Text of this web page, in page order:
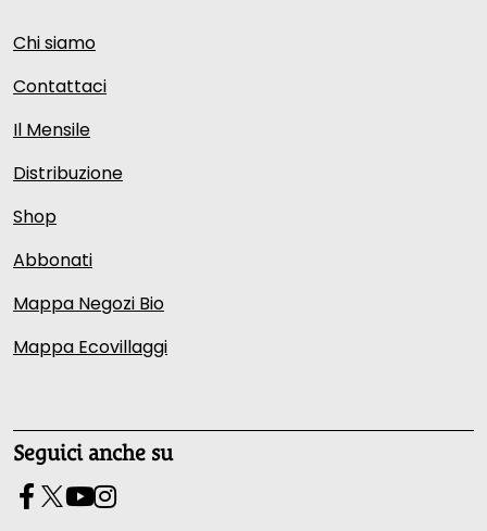
Chi siamo
Contattaci
Il Mensile
Distribuzione
Shop
Abbonati
Mappa Negozi Bio
Mappa Ecovillaggi
Seguici anche su